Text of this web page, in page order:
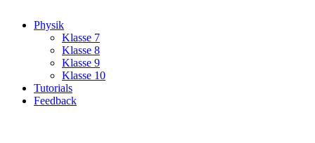
Physik
Klasse 7
Klasse 8
Klasse 9
Klasse 10
Tutorials
Feedback